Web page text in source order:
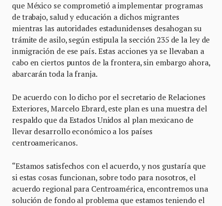
que México se comprometió a implementar programas
de trabajo, salud y educación a dichos migrantes
mientras las autoridades estadunidenses desahogan su
trámite de asilo, según estipula la sección 235 de la ley de
inmigración de ese país. Estas acciones ya se llevaban a
cabo en ciertos puntos de la frontera, sin embargo ahora,
abarcarán toda la franja.
De acuerdo con lo dicho por el secretario de Relaciones
Exteriores, Marcelo Ebrard, este plan es una muestra del
respaldo que da Estados Unidos al plan mexicano de
llevar desarrollo económico a los países
centroamericanos.
“Estamos satisfechos con el acuerdo, y nos gustaría que
si estas cosas funcionan, sobre todo para nosotros, el
acuerdo regional para Centroamérica, encontremos una
solución de fondo al problema que estamos teniendo el